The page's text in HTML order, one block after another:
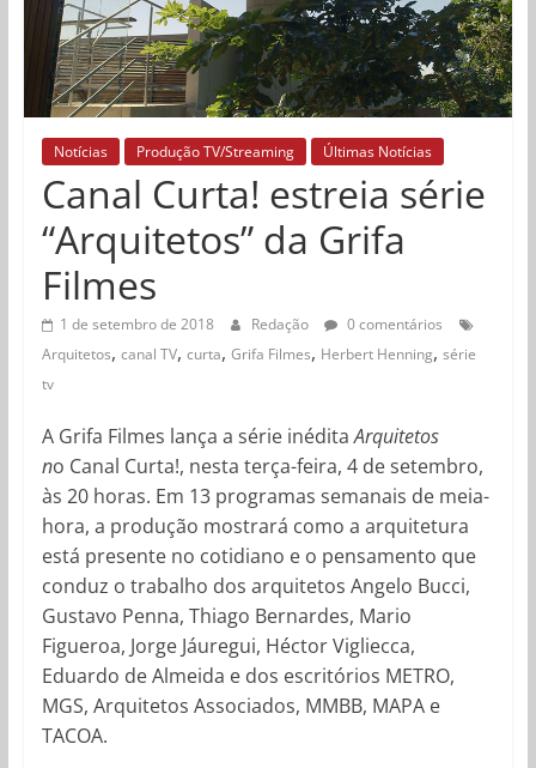
Notícias Produção TV/Streaming Últimas Notícias
Canal Curta! estreia série
“Arquitetos” da Grifa
Filmes
1 de setembro de 2018 Redação
0 comentários
Arquitetos, canal TV, curta, Grifa Filmes, Herbert Henning, série
tv
A Grifa Filmes lança a série inéditaArquitetos
no Canal Curta!, nesta terça-feira, 4 de setembro,
às 20 horas. Em 13 programas semanais de meia-
hora, a produção mostrará como a arquitetura
está presente no cotidiano e o pensamento que
conduz o trabalho dos arquitetos Angelo Bucci,
Gustavo Penna, Thiago Bernardes, Mario
Figueroa, Jorge Jáuregui, Héctor Vigliecca,
Eduardo de Almeida e dos escritórios METRO,
MGS, Arquitetos Associados, MMBB, MAPA e
TACOA.